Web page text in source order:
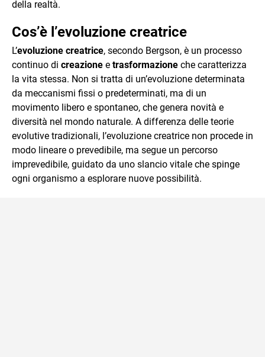
della realtà.
Cos’è l’evoluzione creatrice
L’evoluzione creatrice, secondo Bergson, è un processo
continuo di creazione e trasformazione che caratterizza
la vita stessa. Non si tratta di un’evoluzione determinata
da meccanismi fissi o predeterminati, ma di un
movimento libero e spontaneo, che genera novità e
diversità nel mondo naturale. A differenza delle teorie
evolutive tradizionali, l’evoluzione creatrice non procede in
modo lineare o prevedibile, ma segue un percorso
imprevedibile, guidato da uno slancio vitale che spinge
ogni organismo a esplorare nuove possibilità.